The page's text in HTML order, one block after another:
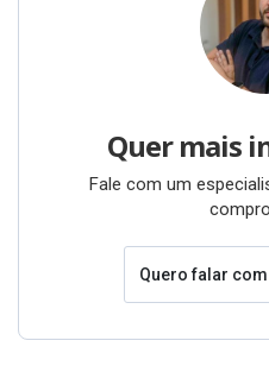
Quer mais
Fale com um
Quero falar